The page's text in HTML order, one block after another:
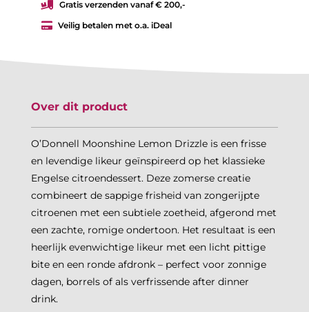
 Gratis verzenden vanaf € 200,-
 Veilig betalen met o.a. iDeal
Over dit product
O’Donnell Moonshine Lemon Drizzle is een frisse
en levendige likeur geïnspireerd op het klassieke
Engelse citroendessert. Deze zomerse creatie
combineert de sappige frisheid van zongerijpte
citroenen met een subtiele zoetheid, afgerond met
een zachte, romige ondertoon. Het resultaat is een
heerlijk evenwichtige likeur met een licht pittige
bite en een ronde afdronk – perfect voor zonnige
dagen, borrels of als verfrissende after dinner
drink.